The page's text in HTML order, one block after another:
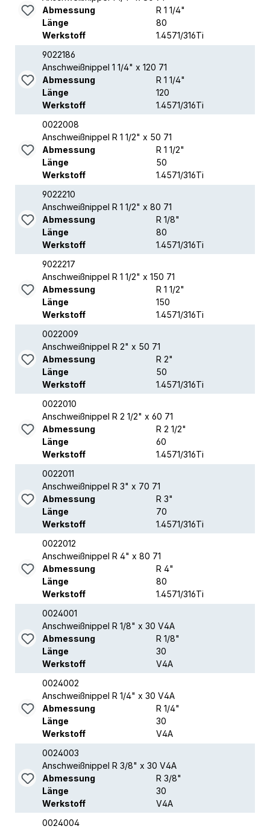
Abmessung
R 1 1/4"
Länge
80
Werkstoff
1.4571/316Ti
9022186
Anschweißnippel 1 1/4" x 120 71
Abmessung
R 1 1/4"
Länge
120
Werkstoff
1.4571/316Ti
0022008
Anschweißnippel R 1 1/2" x 50 71
Abmessung
R 1 1/2"
Länge
50
Werkstoff
1.4571/316Ti
9022210
Anschweißnippel R 1 1/2" x 80 71
Abmessung
R 1/8"
Länge
80
Werkstoff
1.4571/316Ti
9022217
Anschweißnippel R 1 1/2" x 150 71
Abmessung
R 1 1/2"
Länge
150
Werkstoff
1.4571/316Ti
0022009
Anschweißnippel R 2" x 50 71
Abmessung
R 2"
Länge
50
Werkstoff
1.4571/316Ti
0022010
Anschweißnippel R 2 1/2" x 60 71
Abmessung
R 2 1/2"
Länge
60
Werkstoff
1.4571/316Ti
0022011
Anschweißnippel R 3" x 70 71
Abmessung
R 3"
Länge
70
Werkstoff
1.4571/316Ti
0022012
Anschweißnippel R 4" x 80 71
Abmessung
R 4"
Länge
80
Werkstoff
1.4571/316Ti
0024001
Anschweißnippel R 1/8" x 30 V4A
Abmessung
R 1/8"
Länge
30
Werkstoff
V4A
0024002
Anschweißnippel R 1/4" x 30 V4A
Abmessung
R 1/4"
Länge
30
Werkstoff
V4A
0024003
Anschweißnippel R 3/8" x 30 V4A
Abmessung
R 3/8"
Länge
30
Werkstoff
V4A
0024004